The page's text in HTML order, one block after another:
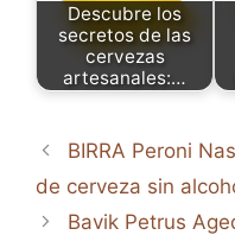
Descubre los
secretos de las
cervezas
artesanales:…
BIRRA Peroni
de cerveza sin
Bavik Petrus